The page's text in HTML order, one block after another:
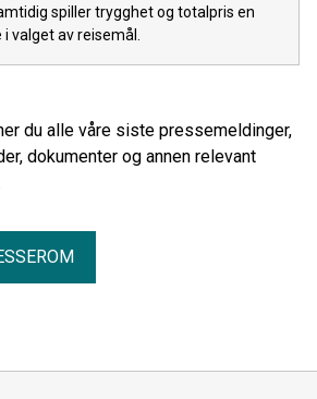
spiller trygghet og totalpris en
valget av reisemål.
du alle våre siste pressemeldinger,
dokumenter og annen relevant